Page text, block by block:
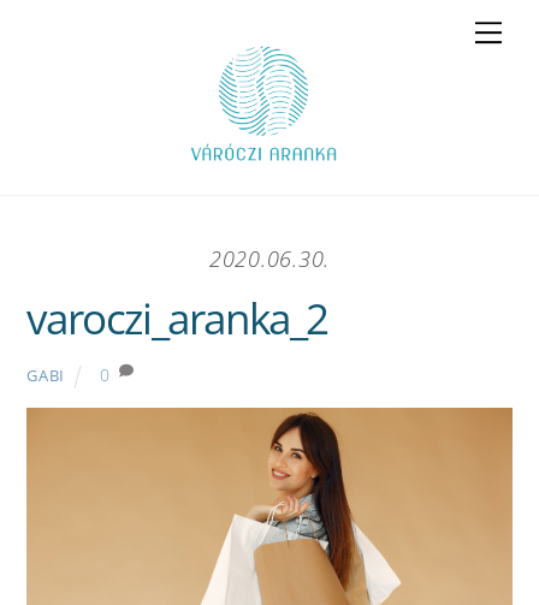
2020.06.30.
varoczi_aranka_2
GABI 0